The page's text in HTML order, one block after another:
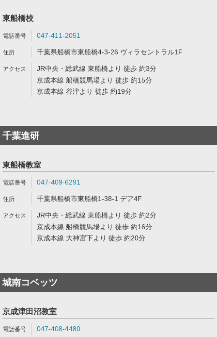
東船橋校
047-411-2051
千葉県船橋市東船橋4-3-26 ヴィラセントラル1F
JR中央・総武線 東船橋より 徒歩 約3分
京成本線 船橋競馬場より 徒歩 約15分
京成本線 谷津より 徒歩 約19分
千葉進研
東船橋教室
047-409-6291
千葉県船橋市東船橋1-38-1 デア4F
JR中央・総武線 東船橋より 徒歩 約2分
京成本線 船橋競馬場より 徒歩 約16分
京成本線 大神宮下より 徒歩 約20分
城南コベッツ
京成津田沼教室
047-408-4480